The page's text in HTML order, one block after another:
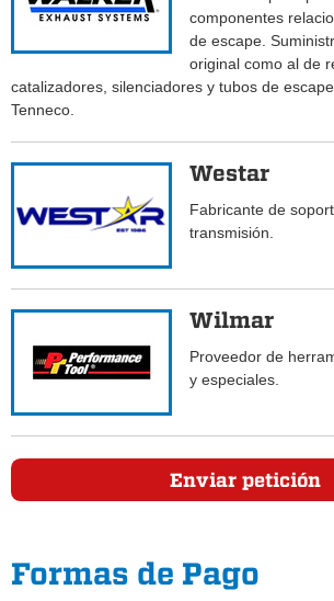
componentes
de escape.
original como al de
catalizadores, silenciadores y tubos de
Tenneco.
Westar
Fabricante de
transmisión.
Wilmar
Proveedor de
y especiales.
Enviar petición
Formas de Pago